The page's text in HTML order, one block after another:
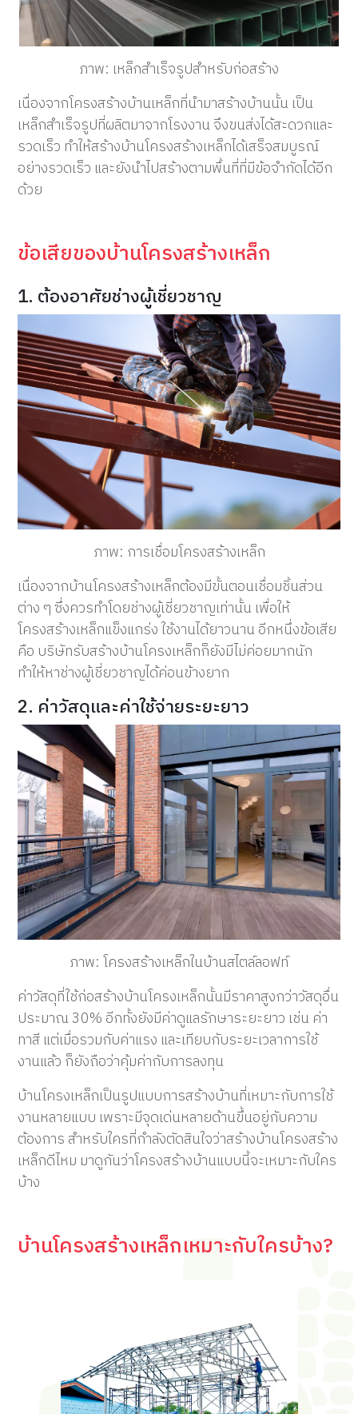
ภาพ: เหล็กสำเร็จรูปสำหรับก่อสร้าง
เนื่องจากโครงสร้างบ้านเหล็กที่นำมาสร้างบ้านนั้น เป็น
เหล็กสำเร็จรูปที่ผลิตมาจากโรงงาน จึงขนส่งได้สะดวกและ
รวดเร็ว ทำให้สร้างบ้านโครงสร้างเหล็กได้เสร็จสมบูรณ์
อย่างรวดเร็ว และยังนำไปสร้างตามพื้นที่ที่มีข้อจำกัดได้อีก
ด้วย
ข้อเสียของบ้านโครงสร้างเหล็ก
1. ต้องอาศัยช่างผู้เชี่ยวชาญ
ภาพ: การเชื่อมโครงสร้างเหล็ก
เนื่องจากบ้านโครงสร้างเหล็กต้องมีขั้นตอนเชื่อมชิ้นส่วน
ต่าง ๆ ซึ่งควรทำโดยช่างผู้เชี่ยวชาญเท่านั้น เพื่อให้
โครงสร้างเหล็กแข็งแกร่ง ใช้งานได้ยาวนาน อีกหนึ่งข้อเสีย
คือ บริษัทรับสร้างบ้านโครงเหล็กก็ยังมีไม่ค่อยมากนัก
ทำให้หาช่างผู้เชี่ยวชาญได้ค่อนข้างยาก
2. ค่าวัสดุและค่าใช้จ่ายระยะยาว
ภาพ: โครงสร้างเหล็กในบ้านสไตล์ลอฟท์
ค่าวัสดุที่ใช้ก่อสร้างบ้านโครงเหล็กนั้นมีราคาสูงกว่าวัสดุอื่น
ประมาณ 30% อีกทั้งยังมีค่าดูแลรักษาระยะยาว เช่น ค่า
ทาสี แต่เมื่อรวมกับค่าแรง และเทียบกับระยะเวลาการใช้
งานแล้ว ก็ยังถือว่าคุ้มค่ากับการลงทุน
บ้านโครงเหล็กเป็นรูปแบบการสร้างบ้านที่เหมาะกับการใช้
งานหลายแบบ เพราะมีจุดเด่นหลายด้านขึ้นอยู่กับความ
ต้องการ สำหรับใครที่กำลังตัดสินใจว่าสร้างบ้านโครงสร้าง
เหล็กดีไหม มาดูกันว่าโครงสร้างบ้านแบบนี้จะเหมาะกับใคร
บ้าง
บ้านโครงสร้างเหล็กเหมาะกับใครบ้าง?